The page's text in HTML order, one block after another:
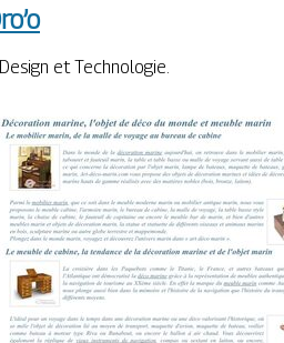
et Technologie.